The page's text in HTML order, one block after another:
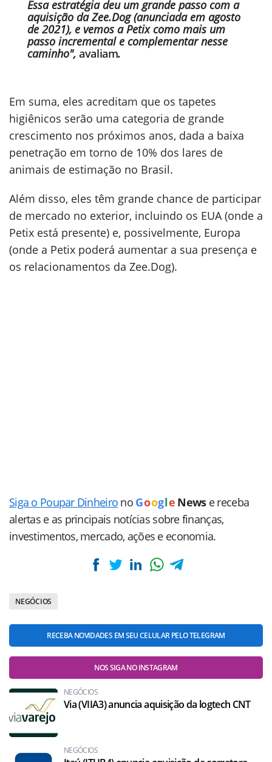
Essa estratégia deu um grande passo com a
aquisição da Zee.Dog (anunciada em agosto
de 2021), e vemos a Petix como mais um
passo incremental e complementar nesse
caminho", avaliam.
Em suma, eles acreditam que os tapetes
higiênicos serão uma categoria de grande
crescimento nos próximos anos, dada a baixa
penetração em torno de 10% dos lares de
animais de estimação no Brasil.
Além disso, eles têm grande chance de participar
de mercado no exterior, incluindo os EUA (onde a
Petix está presente) e, possivelmente, Europa
(onde a Petix poderá aumentar a sua presença e
os relacionamentos da Zee.Dog).
Siga o Poupar Dinheiro no Goog le News e receba
alertas e as principais notícias sobre finanças,
investimentos, mercado, ações e economia.
NEGÓCIOS
RECEBA NOVIDADES EM SEU CELULAR PELO TELEGRAM
NOS SIGA NO INSTAGRAM
NEGÓCIOS
Via (VIIA3) anuncia aquisição da logtech CNT
NEGÓCIOS